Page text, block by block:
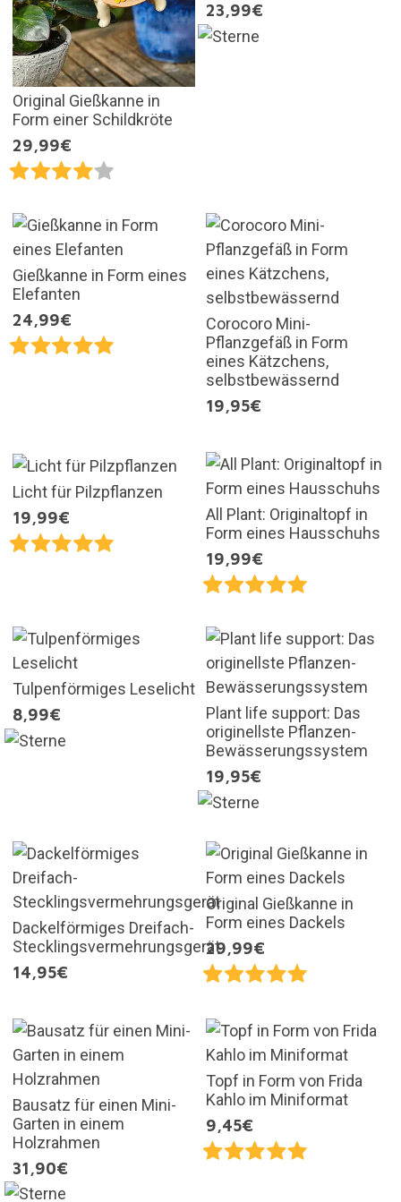
Original Gießkanne in
Form einer Schildkröte
29,99€
23,99€
Gießkanne in Form eines
Elefanten
24,99€
Corocoro Mini-
Pflanzgefäß in Form
eines Kätzchens,
selbstbewässernd
19,95€
Licht für Pilzpflanzen
19,99€
All Plant: Originaltopf in
Form eines Hausschuhs
19,99€
Tulpenförmiges Leselicht
8,99€
Plant life support: Das
originellste Pflanzen-
Bewässerungssystem
19,95€
Dackelförmiges Dreifach-
Stecklingsvermehrungsgerät
14,95€
Original Gießkanne in
Form eines Dackels
29,99€
Bausatz für einen Mini-
Garten in einem
Holzrahmen
31,90€
Topf in Form von Frida
Kahlo im Miniformat
9,45€